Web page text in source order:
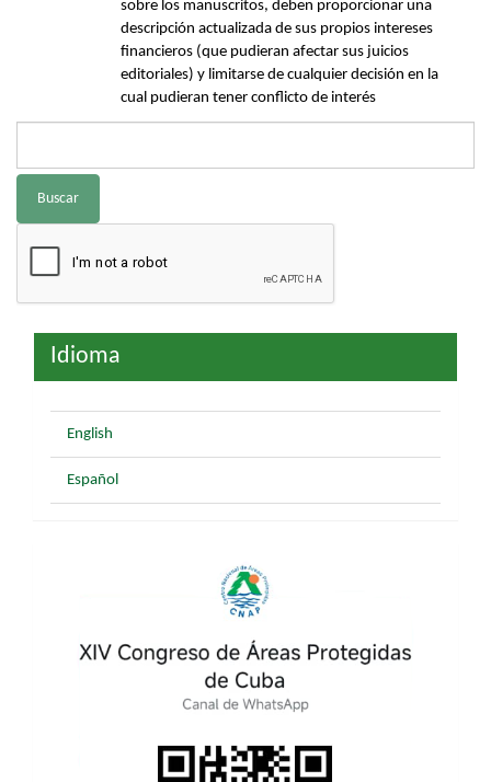
sobre los manuscritos, deben proporcionar una
descripción actualizada de sus propios intereses
financieros (que pudieran afectar sus juicios
editoriales) y limitarse de cualquier decisión en la
cual pudieran tener conflicto de interés
Buscar
Idioma
English
Español